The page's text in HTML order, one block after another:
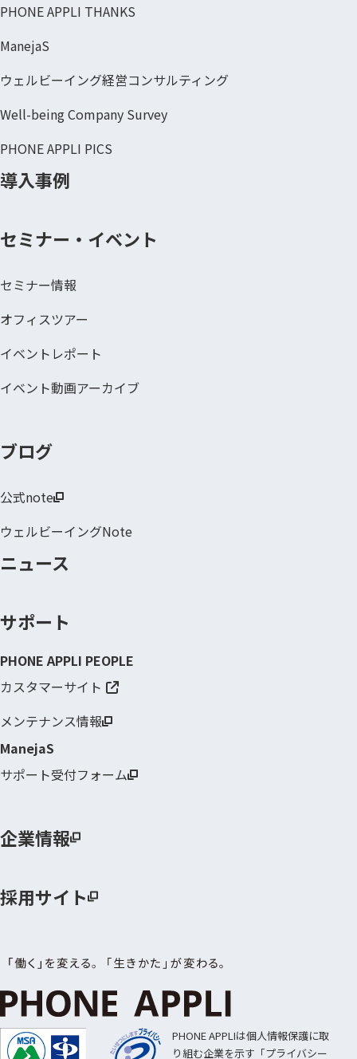
PHONE APPLI THANKS
ManejaS
ウェルビーイング経営コンサルティング
Well-being Company Survey
PHONE APPLI PICS
導入事例
セミナー・イベント
セミナー情報
オフィスツアー
イベントレポート
イベント動画アーカイブ
ブログ
公式note
ウェルビーイングNote
ニュース
サポート
PHONE APPLI PEOPLE
カスタマーサイト
メンテナンス情報
ManejaS
サポート受付フォーム
企業情報
採用サイト
PHONE APPLIは個人情報保護に取
り組む企業を示す「プライバシー